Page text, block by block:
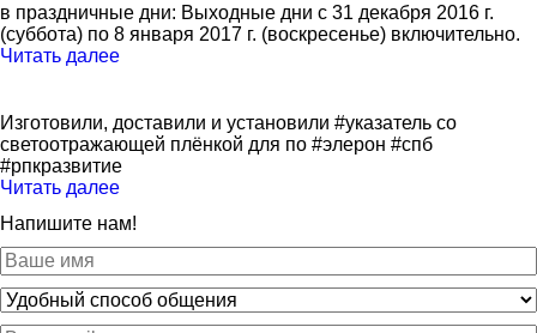
в праздничные дни: Выходные дни с 31 декабря 2016 г.
(суббота) по 8 января 2017 г. (воскресенье) включительно.
Читать далее
Изготовили, доставили и установили #указатель со
светоотражающей плёнкой для по #элерон #спб
#рпкразвитие
Читать далее
Напишите нам!